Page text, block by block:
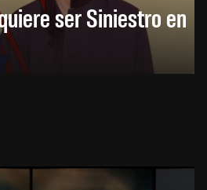
ser Siniestro en